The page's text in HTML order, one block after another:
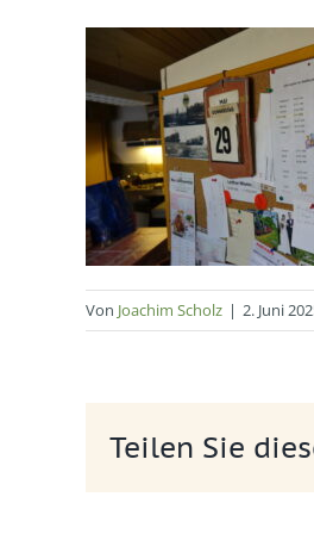
Von Joachim Scholz | 2. Juni
Teilen Sie